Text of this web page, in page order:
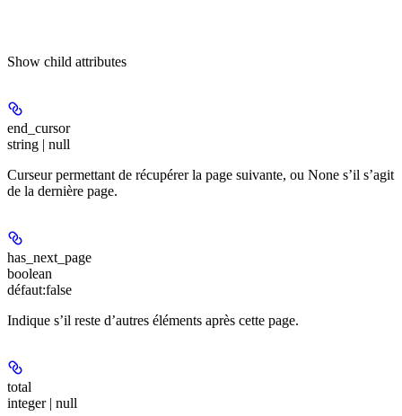
Show child attributes
end_cursor
string | null
Curseur permettant de récupérer la page suivante, ou None s’il s’agit
de la dernière page.
has_next_page
boolean
défaut:false
Indique s’il reste d’autres éléments après cette page.
total
integer | null